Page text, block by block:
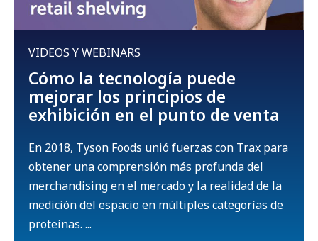
VIDEOS Y WEBINARS
Cómo la tecnología puede
mejorar los principios de
exhibición en el punto de venta
En 2018, Tyson Foods unió fuerzas con Trax para
obtener una comprensión más profunda del
merchandising en el mercado y la realidad de la
medición del espacio en múltiples categorías de
proteínas. ...